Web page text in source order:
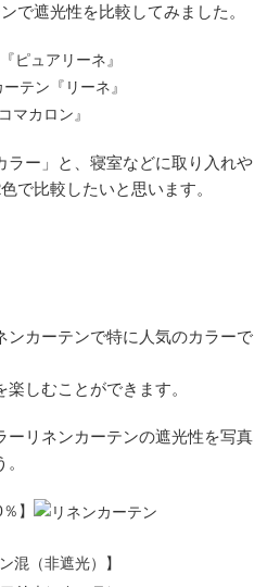
で遮光性を比較してみました。
ピュアリーネ』
テン『リーネ』
マカロン』
ラー」と、寝室などに取り入れや
で比較したいと思います。
ンカーテンで特に人気のカラーで
しむことができます。
ーリネンカーテンの遮光性を写真
】
混（非遮光）】